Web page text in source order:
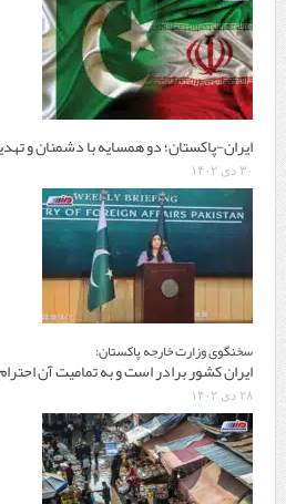
ایران-پاکستان؛ دو همسایه با دشمنان و
۳۰ دی ۱۴۰۲
سخنگوی وزارت خارجه پاکستان:
ایران کشور برادر است و به تمامیت آن
۲۸ دی ۱۴۰۲